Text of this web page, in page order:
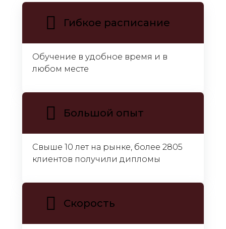
Гибкое расписание
Обучение в удобное время и в
любом месте
Большой опыт
Свыше 10 лет на рынке, более 2805
клиентов получили дипломы
Скорость